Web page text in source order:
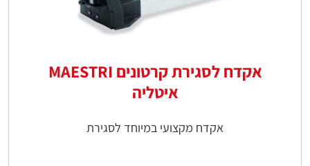
אקדח לסגירת קרטונים MAESTRI
איטליה
אקדח מקצועי במיוחד לסגירת